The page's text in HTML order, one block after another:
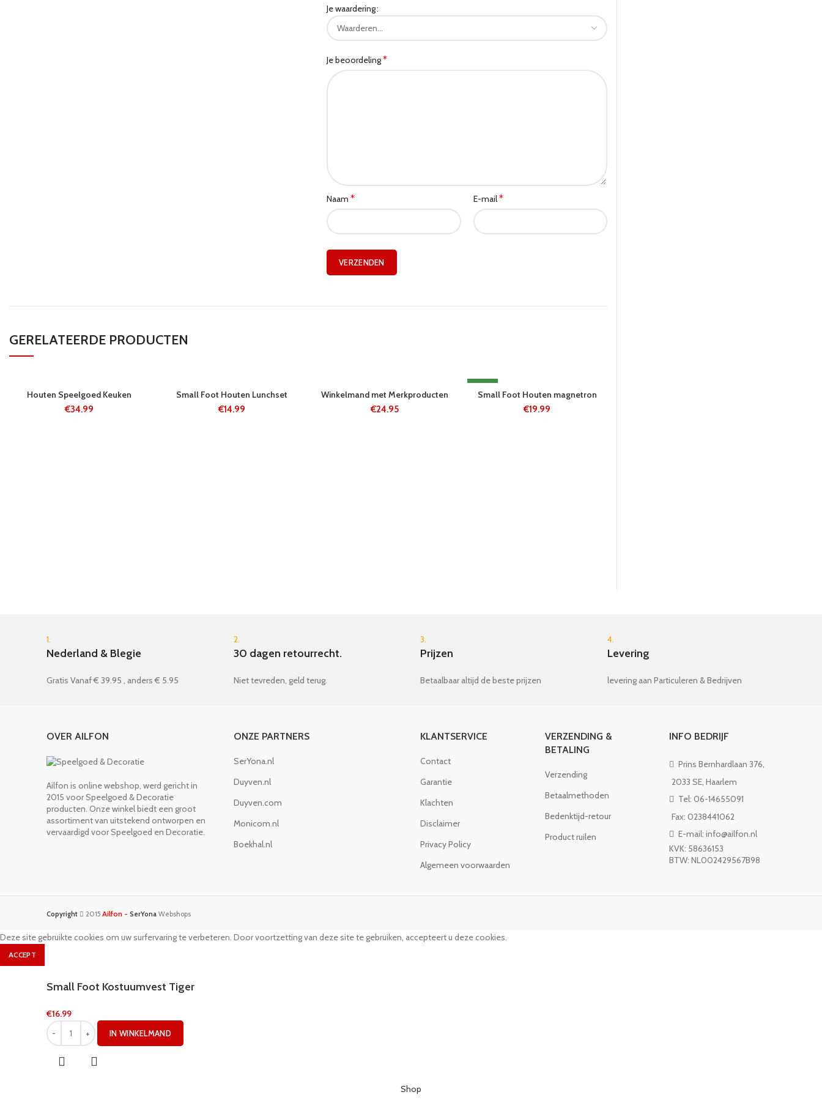
Je waardering
Je beoordeling*
Naam * E-mail*
GERELATEERDE PRODUCTEN
N
Houten Speelgoed Keuken
€34.99
N
Small Foot Houten Lunchset
€14.99
Winkelmand met Merkproducten
€24.95
NEW
5-8 WERKDAGE
Small Foot Houten magnetron
€19.99
1.
Nederland & Blegie
Gratis Vanaf € 39.95 , anders € 5.95
2.
30 dagen retourrecht.
Niet tevreden, geld terug.
3.
Prijzen
Betaalbaar altijd de beste prijzen
4.
Levering
levering aan Particuleren & Bedrijven
OVER AILFON
Ailfon is online webshop, werd gericht in
2015 voor Speelgoed & Decoratie
producten. Onze winkel biedt een groot
assortiment van uitstekend ontworpen en
vervaardigd voor Speelgoed en Decoratie.
ONZE PARTNERS
SerYona.nl
Duyven.nl
Duyven.com
Monicom.nl
Boekhal.nl
KLANTSERVICE
Contact
Garantie
Klachten
Disclaimer
Privacy Policy
Algemeen voorwaarden
VERZENDING &
BETALING
Verzending
Betaalmethoden
Bedenktijd-retour
Product ruilen
INFO BEDRIJF
Prins Bernhardlaan 376,
2033 SE, Haarlem
Tel: 06-14655091
Fax: 0238441062
E-mail: info@ailfon.nl
KVK: 58636153
BTW: NL002429567B98
Copyright 2015 Ailfon - SerYona Webshops
Deze site gebruikte cookies om uw surfervaring te verbeteren. Door voortzetting van deze site te gebruiken, accepteert u deze cookies.
ACCEPT
Small Foot Kostuumvest Tiger
€16.99
IN WINKELMAND
Shop